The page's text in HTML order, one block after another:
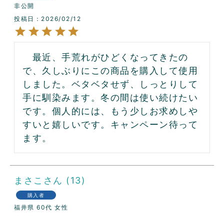
非公開
投稿日
2026/02/12
最近、手荒れがひどくなってきたの
で、久しぶりにこの商品を購入して使用
しました。ベタベタせず、しっとりして
手に馴染みます。冬の間は使い続けたい
です。個人的には、もう少しお求めしや
すいと嬉しいです。キャンペーン待って
まさこ 13
購入者
福井県 60代 女性